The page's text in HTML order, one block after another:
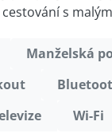
s
Manželská
Wi-Fi